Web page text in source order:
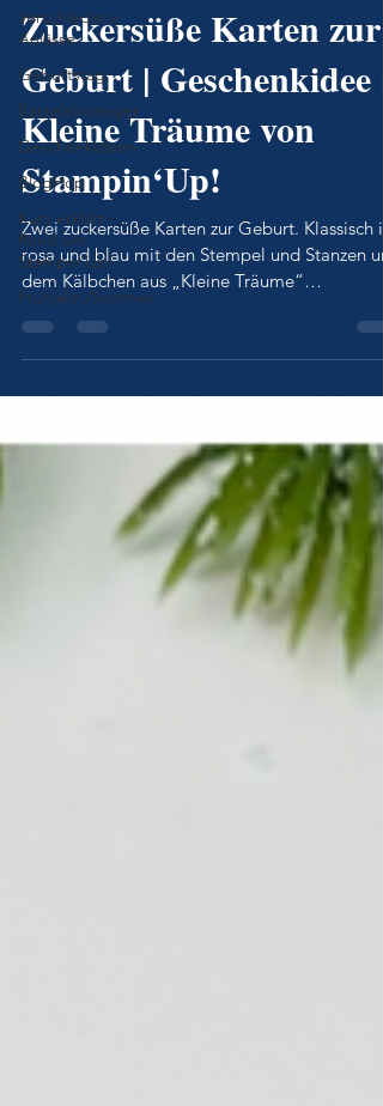
Verschiedene
Anlässe
Geburtstag
Basteleinsteiger
Geschenkideen
BlogHop
Kurz erklärt -
Rund um
Stampin'Up!
Frühjahr-/Sommer
Zuckersüße Karten zur
Geburt | Geschenkidee |
Kleine Träume von
Stampin‘Up!
Zwei zuckersüße Karten zur Geburt. Klassisch in
rosa und blau mit den Stempel und Stanzen
dem Kälbchen aus „Kleine Träume“
Stampin‘Up!